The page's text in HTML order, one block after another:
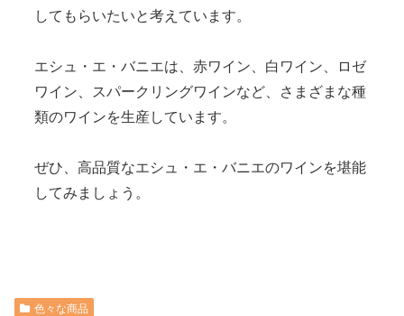
してもらいたいと考えています。
エシュ・エ・バニエは、赤ワイン、白ワイン、ロゼ
ワイン、スパークリングワインなど、さまざまな種
類のワインを生産しています。
ぜひ、高品質なエシュ・エ・バニエのワインを堪能
してみましょう。
色々な商品